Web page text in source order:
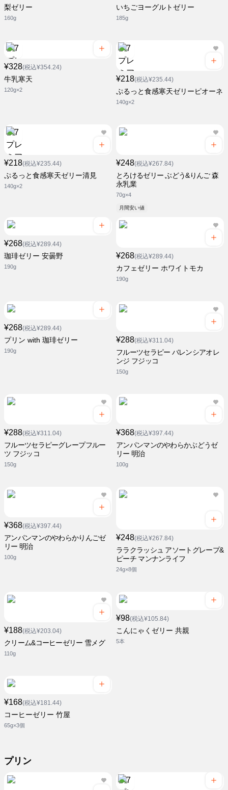
梨ゼリー
160g
いちごヨーグルトゼリー
185g
¥328(税込¥354.24)
牛乳寒天
120g×2
¥218(税込¥235.44)
ぷるっと食感寒天ゼリーピオーネ
140g×2
¥218(税込¥235.44)
ぷるっと食感寒天ゼリー清見
140g×2
¥248(税込¥267.84)
とろけるゼリー ぶどう&りんご 森
永乳業
70g×4
月間安い値
¥268(税込¥289.44)
珈琲ゼリー 安曇野
190g
¥268(税込¥289.44)
カフェゼリー ホワイトモカ
190g
¥268(税込¥289.44)
プリン with 珈琲ゼリー
190g
¥288(税込¥311.04)
フルーツセラピー バレンシアオレ
ンジ フジッコ
150g
¥288(税込¥311.04)
フルーツセラピーグレープフルー
ツ フジッコ
150g
¥368(税込¥397.44)
アンパンマンのやわらかぶどうゼ
リー 明治
100g
¥368(税込¥397.44)
アンパンマンのやわらかりんごゼ
リー 明治
100g
¥248(税込¥267.84)
ララクラッシュ アソートグレープ&
ピーチ マンナンライフ
24g×8個
¥188(税込¥203.04)
クリーム&コーヒーゼリー 雪メグ
110g
¥98(税込¥105.84)
こんにゃくゼリー 共親
5本
¥168(税込¥181.44)
コーヒーゼリー 竹屋
65g×3個
プリン